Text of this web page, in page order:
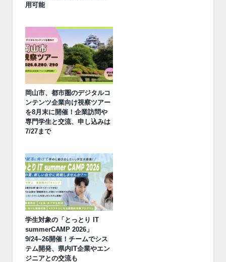
用可能
岡山市、都市圏のデジタルコ
ンテンツ企業向け視察ツアー
を8月末に開催！企業訪問や
専門学生と交流、申し込みは
7/27まで
学生対象の「とっとり IT
summerCAMP 2026」
9/24~26開催！チームでシス
テム開発、県内IT企業やエン
ジニアとの交流も